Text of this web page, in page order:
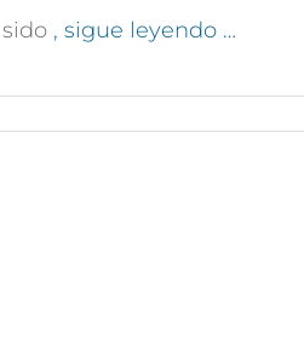
, sigue leyendo …